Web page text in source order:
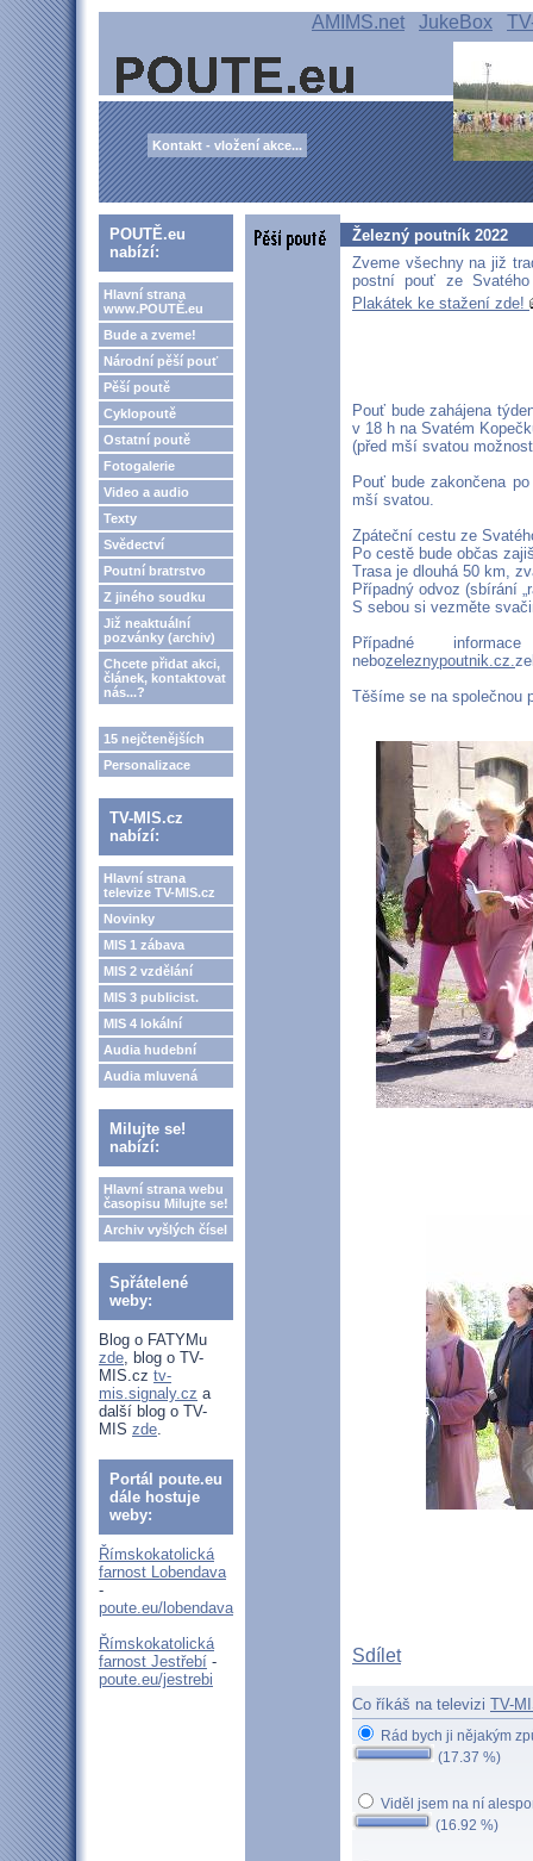
AMIMS.net JukeBox
Kontakt - vložení akce...
POUTĚ.eu
nabízí:
Hlavní strana
www.POUTĚ.eu
Bude a zveme!
Národní pěší pouť
Pěší poutě
Cyklopoutě
Ostatní poutě
Fotogalerie
Video a audio
Texty
Svědectví
Poutní bratrstvo
Z jiného soudku
Již neaktuální
pozvánky (archiv)
Chcete přidat akci,
článek, kontaktovat
nás...?
15 nejčtenějších
Personalizace
TV-MIS.cz
nabízí:
Hlavní strana
televize TV-MIS.cz
Novinky
MIS 1 zábava
MIS 2 vzdělání
MIS 3 publicist.
MIS 4 lokální
Audia hudební
Audia mluvená
Milujte se!
nabízí:
Hlavní strana webu
časopisu Milujte se!
Archiv vyšlých čísel
Spřátelené
weby:
Blog o FATYMu
zde, blog o TV-
MIS.cz tv-
mis.signaly.cz a
další blog o TV-
MIS zde.
Portál poute.eu
dále hostuje
weby:
Římskokatolická
farnost Lobendava
-
poute.eu/lobendava
Římskokatolická
farnost Jestřebí -
poute.eu/jestrebi
Železný poutník 2022
Zveme všechny na již
postní pouť ze
Plakátek ke stažení zde!
Pouť bude zahájena
v 18 h na Svatém
(před mší svatou
Pouť bude zakončena
mší svatou.
Zpáteční cestu ze
Po cestě bude občas
Trasa je dlouhá 50 km,
Případný odvoz (sbírání
S sebou si vezměte
Případné
nebozeleznypoutnik.cz.
Těšíme se na společnou
Sdílet
Co říkáš na televizi TV-
Rád bych ji nějakým
(17.37 %)
Viděl jsem na ní
(16.92 %)